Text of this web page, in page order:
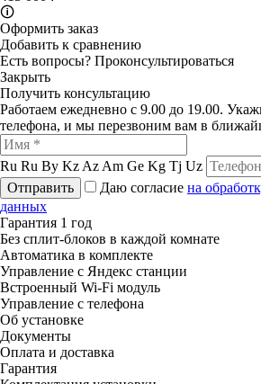
🛈
Оформить заказ
Добавить к сравнению
Есть вопросы? Проконсультироваться
Закрыть
Получить консультацию
Работаем ежедневно с 9.00 до 19.00.
телефона, и мы перезвоним вам в
Ru Ru By Kz Az Am Ge Kg Tj Uz
Отправить
Даю согласие на
данных
Гарантия 1 год
Без сплит-блоков в каждой комнате
Автоматика в комплекте
Управление с Яндекс станции
Встроенный Wi-Fi модуль
Управление с телефона
Об установке
Документы
Оплата и доставка
Гарантия